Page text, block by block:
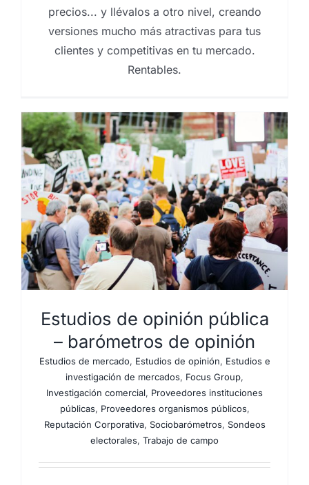
precios... y llévalos a otro nivel, creando
versiones mucho más atractivas para tus
clientes y competitivas en tu mercado.
Rentables.
Estudios de opinión pública
– barómetros de opinión
Estudios de mercado, Estudios de opinión, Estudios e
investigación de mercados, Focus Group,
Investigación comercial, Proveedores instituciones
públicas, Proveedores organismos públicos,
Reputación Corporativa, Sociobarómetros, Sondeos
electorales, Trabajo de campo